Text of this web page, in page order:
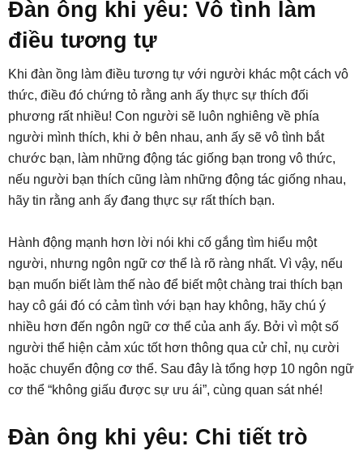
Đàn ông khi yêu: Vô tình làm
điều tương tự
Khi đàn ồng làm điều tương tự với người khác một cách vô
thức, điều đó chứng tỏ rằng anh ấy thực sự thích đối
phương rất nhiều! Con người sẽ luôn nghiêng về phía
người mình thích, khi ở bên nhau, anh ấy sẽ vô tình bắt
chước bạn, làm những động tác giống bạn trong vô thức,
nếu người bạn thích cũng làm những động tác giống nhau,
hãy tin rằng anh ấy đang thực sự rất thích bạn.
Hành động mạnh hơn lời nói khi cố gắng tìm hiểu một
người, nhưng ngôn ngữ cơ thể là rõ ràng nhất. Vì vậy, nếu
bạn muốn biết làm thế nào để biết một chàng trai thích bạn
hay cô gái đó có cảm tình với bạn hay không, hãy chú ý
nhiều hơn đến ngôn ngữ cơ thể của anh ấy. Bởi vì một số
người thể hiện cảm xúc tốt hơn thông qua cử chỉ, nụ cười
hoặc chuyển động cơ thể. Sau đây là tổng hợp 10 ngôn ngữ
cơ thể “không giấu được sự ưu ái”, cùng quan sát nhé!
Đàn ông khi yêu: Chi tiết trò